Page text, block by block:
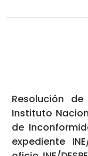
Resolución
Instituto
de
expediente